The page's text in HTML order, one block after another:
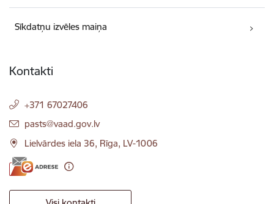
Sīkdatņu izvēles maiņa
Kontakti
+371 67027406
E-pasts:
pasts@vaad.gov.lv
Lielvārdes iela 36, Rīga, LV-1006